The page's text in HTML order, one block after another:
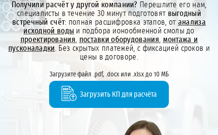
Получили расчёт у другой компании? Перешлите его нам,
специалисты в течение 30 минут подготовят выгодный
встречный счёт: полная расшифровка этапов, от анализа
исходной воды и подбора ионообменной смолы до
проектирования поставки оборудования монтажа и
пусконаладки . Без скрытых платежей, с фиксацией сроков и
цены в договоре.
Загрузите файл .pdf, .docx или .xlsx до 10 МБ
Загрузить КП для расчёта